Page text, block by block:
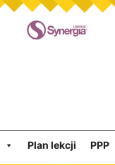
Plan lekcji PPP